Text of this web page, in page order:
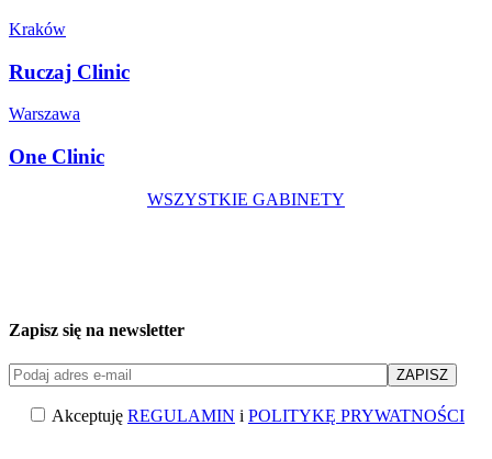
Kraków
Ruczaj Clinic
Warszawa
One Clinic
WSZYSTKIE GABINETY
Zapisz się na newsletter
Akceptuję REGULAMIN i POLITYKĘ PRYWATNOŚCI